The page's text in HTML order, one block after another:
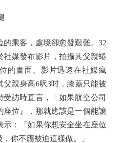
乘客，處境卻愈發艱難。32
社媒發布影片，拍攝其父親蜷
的畫面。影片迅速在社媒瘋
親身高6呎3吋，膝蓋只能被
訪時直言，「如果航空公司
座位』，那就應該是一個能讓
示：「如果你想安全坐在座位
你不應被迫這樣做。」